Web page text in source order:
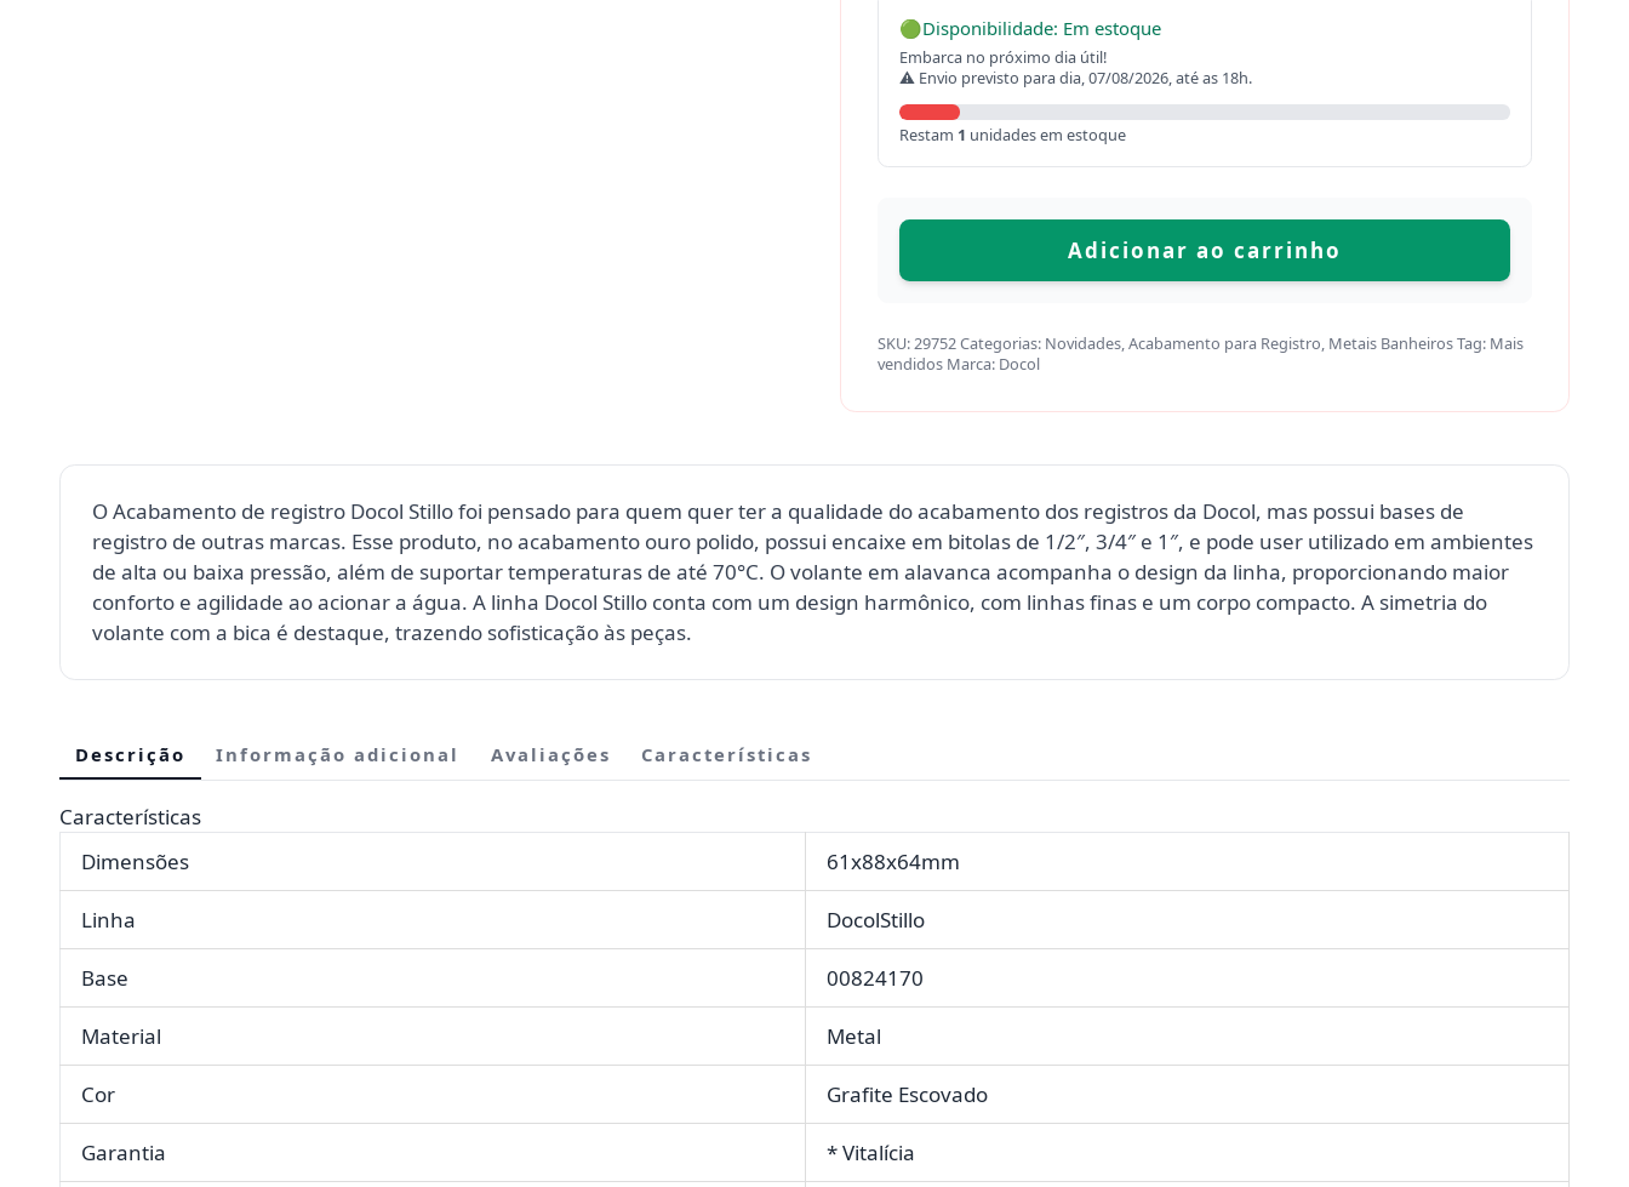
🟢Disponibilidade: Em estoque
Embarca no próximo dia útil!
⚠ Envio previsto para dia, 07/08/2026, até as 18h.
Restam 1 unidades em estoque
Adicionar ao carrinho
SKU:29752Categorias: Novidades,Acabamento para Registro, Metais BanheirosTag: Mais
vendidos Marca: Docol
O Acabamento de registro Docol Stillo foi pensado para quem quer ter a qualidade do acabamento dos registros da Docol, mas possui bases de
registro de outras marcas. Esse produto, no acabamento ouro polido, possui encaixe em bitolas de 1/2″, 3/4″ e 1″, e pode user utilizado em ambientes
de alta ou baixa pressão, além de suportar temperaturas de até 70°C. O volante em alavanca acompanha o design da linha, proporcionando maior
conforto e agilidade ao acionar a água. A linha Docol Stillo conta com um design harmônico, com linhas finas e um corpo compacto. A simetria do
volante com a bica é destaque, trazendo sofisticação às peças.
Descrição Informação adicional Avaliações Características
Características
Dimensões
61x88x64mm
Linha DocolStillo
Base 00824170
Material Metal
Cor Grafite Escovado
Garantia * Vitalícia